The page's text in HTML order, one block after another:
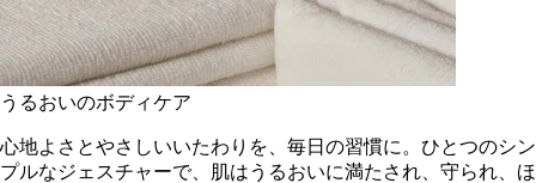
うるおいのボディケア
心地よさとやさしいいたわりを、毎日の習慣に。ひとつのシン
プルなジェスチャーで、肌はうるおいに満たされ、守られ、ほ